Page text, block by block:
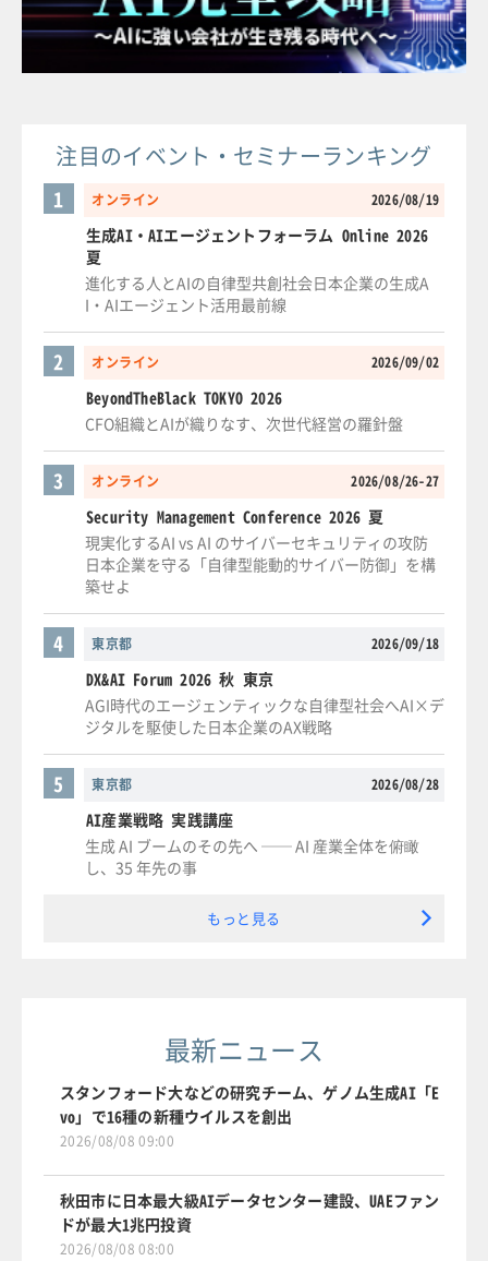
注目のイベント・セミナーランキング
オンライン 2026/08/19
1
生成AI・AIエージェントフォーラム Online 2026
夏
進化する人とAIの自律型共創社会日本企業の生成A
I・AIエージェント活用最前線
オンライン 2026/09/02
2
BeyondTheBlack TOKYO 2026
CFO組織とAIが織りなす、次世代経営の羅針盤
オンライン 2026/08/26-27
3
Security Management Conference 2026 夏
現実化するAI vs AI のサイバーセキュリティの攻防
日本企業を守る「自律型能動的サイバー防御」を構
築せよ
東京都 2026/09/18
4
DX&AI Forum 2026 秋 東京
AGI時代のエージェンティックな自律型社会へAI×デ
ジタルを駆使した日本企業のAX戦略
東京都 2026/08/28
5
AI産業戦略 実践講座
生成 AI ブームのその先へ ── AI 産業全体を俯瞰
し、35 年先の事
もっと見る
最新ニュース
スタンフォード大などの研究チーム、ゲノム生成AI「E
vo」で16種の新種ウイルスを創出
2026/08/08 09:00
秋田市に日本最大級AIデータセンター建設、UAEファン
ドが最大1兆円投資
2026/08/08 08:00